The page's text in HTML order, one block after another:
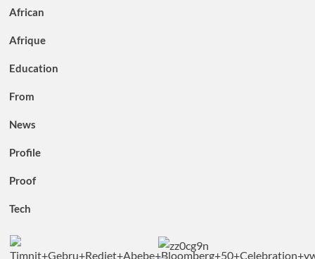
African
Afrique
Education
From
News
Profile
Proof
Tech